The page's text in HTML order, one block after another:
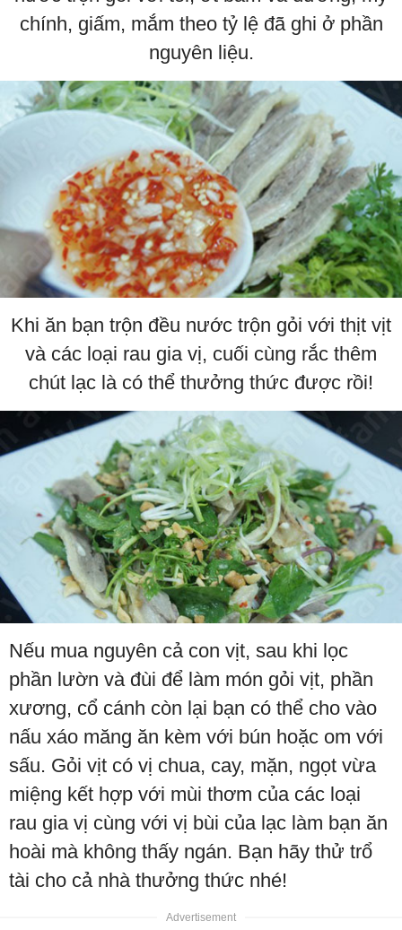
chính, giấm, mắm theo tỷ lệ đã ghi ở phần
nguyên liệu.
Khi ăn bạn trộn đều nước trộn gỏi với thịt vịt
và các loại rau gia vị, cuối cùng rắc thêm
chút lạc là có thể thưởng thức được rồi!
Nếu mua nguyên cả con vịt, sau khi lọc
phần lườn và đùi để làm món gỏi vịt, phần
xương, cổ cánh còn lại bạn có thể cho vào
nấu xáo măng ăn kèm với bún hoặc om với
sấu. Gỏi vịt có vị chua, cay, mặn, ngọt vừa
miệng kết hợp với mùi thơm của các loại
rau gia vị cùng với vị bùi của lạc làm bạn ăn
hoài mà không thấy ngán. Bạn hãy thử trổ
tài cho cả nhà thưởng thức nhé!